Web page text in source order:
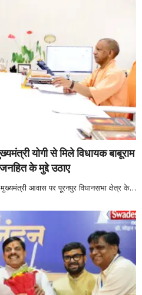
योगी से मिले विधायक बाबूराम
के मुद्दे उठाए
आवास पर पूरनपुर विधानसभा क्षेत्र के…